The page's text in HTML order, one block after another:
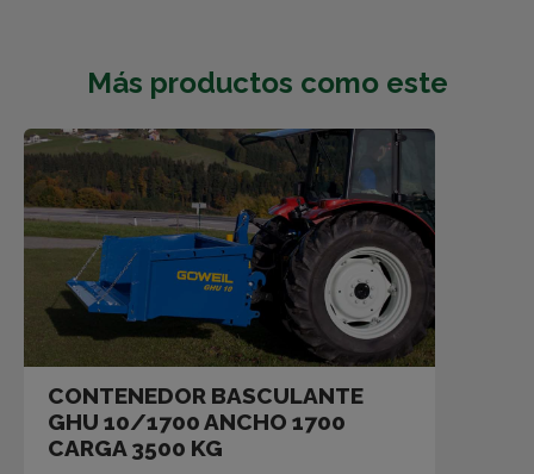
Más productos como este
CONTENEDOR BASCULANTE
GHU 10/1700 ANCHO 1700
CARGA 3500 KG